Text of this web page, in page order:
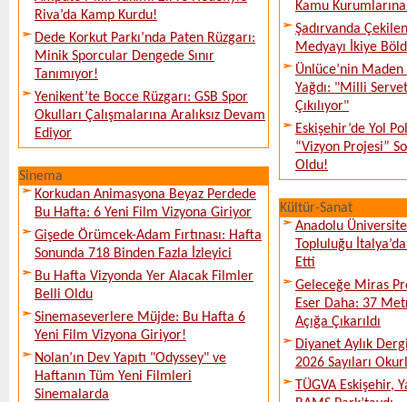
Riva’da Kamp Kurdu!
Dede Korkut Parkı’nda Paten Rüzgarı:
Minik Sporcular Dengede Sınır
Tanımıyor!
Yenikent’te Bocce Rüzgarı: GSB Spor
Okulları Çalışmalarına Aralıksız Devam
Ediyor
Sinema
Korkudan Animasyona Beyaz Perdede
Bu Hafta: 6 Yeni Film Vizyona Giriyor
Gişede Örümcek-Adam Fırtınası: Hafta
Sonunda 718 Binden Fazla İzleyici
Bu Hafta Vizyonda Yer Alacak Filmler
Belli Oldu
Sinemaseverlere Müjde: Bu Hafta 6
Yeni Film Vizyona Giriyor!
Nolan’ın Dev Yapıtı "Odyssey" ve
Haftanın Tüm Yeni Filmleri
Sinemalarda
Kamu Kurumlarına
Şadırvanda
Medyayı İkiye
Ünlüce’nin Maden
Yağdı: "Milli
Çıkılıyor"
Eskişehir’de Yol
“Vizyon Projesi”
Oldu!
Kültür-Sanat
Anadolu
Topluluğu
Etti
Geleceğe Miras
Eser Daha: 37
Açığa Çıkarıldı
Diyanet Aylık
2026 Sayıları
TÜGVA Eskişehir,